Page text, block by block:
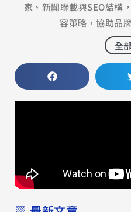
家、新聞聯載與SEO結構
容策略，協助品
全